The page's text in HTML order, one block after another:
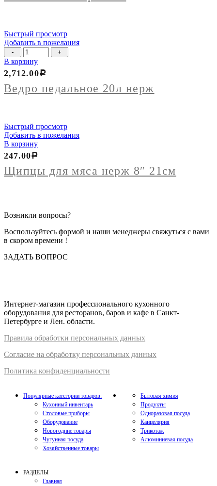
Быстрый просмотр
Добавить в пожелания
Количество
товара
Ведро
педальное
20л
нерж
В корзину
Ведро педальное 20л нерж
2,712.00Р
Быстрый просмотр
Добавить в пожелания
В корзину
Щипцы для мяса нерж 8″ 21см
247.00Р
Возникли вопросы?
Воспользуйтесь формой и наши менеджеры свяжуться с вами
в скором времени !
ЗАДАТЬ ВОПРОС
Интернет-магазин профессионального кухонного
оборудования для ресторанов, баров и кафе в Санкт-
Петербурге и Лен. области.
Правила обработки персональных данных
Согласие на обработку персональных данных
Политика конфиденциальности
Популярные категории товаров:
Кухонный инвентарь
Столовые приборы
Оборудование
Новогодние товары
Чугунная посуда
Хозяйственные товары
Бытовая химия
Продукты
Одноразовая посуда
Канцелярия
Трикотаж
Алюминиевая посуда
РАЗДЕЛЫ
Главная